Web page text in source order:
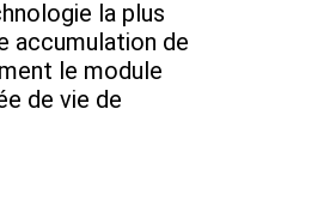
la plus
accumulation de
le module
de vie de